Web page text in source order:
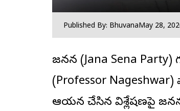
Published By: BhuvanaMay 28,
జనసేన (Jana Sena
(Professor
ఆయన చేసిన విశ్లేషణపై